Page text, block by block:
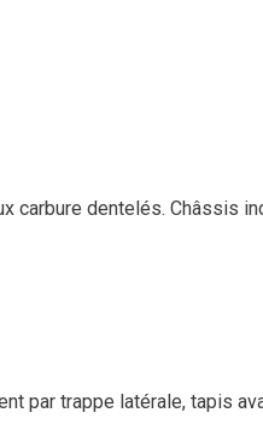
carbure dentelés. Châssis
par trappe latérale, tapis